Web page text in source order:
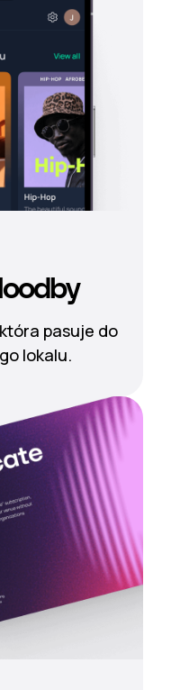
pasuje do
lokalu.